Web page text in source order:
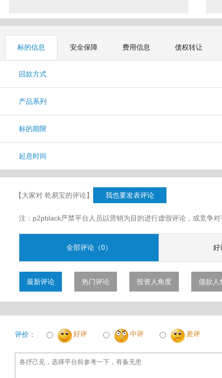
标的信息 安全保障 费用信息 债权转让
回款方式
产品系列
标的期限
起息时间
【大家对 乾易宝的评论】 我也要发表评论
注：p2pblack严禁平台人员以营销为目的进行虚假评论，或竞争
全部评论（0） 好
最新评论 热门评论 投资人角度 借款人
评价： 好评 中评 差评